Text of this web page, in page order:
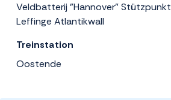
Veldbatterij "Hannover" Stützpunkt
Leffinge Atlantikwall
Treinstation
Oostende